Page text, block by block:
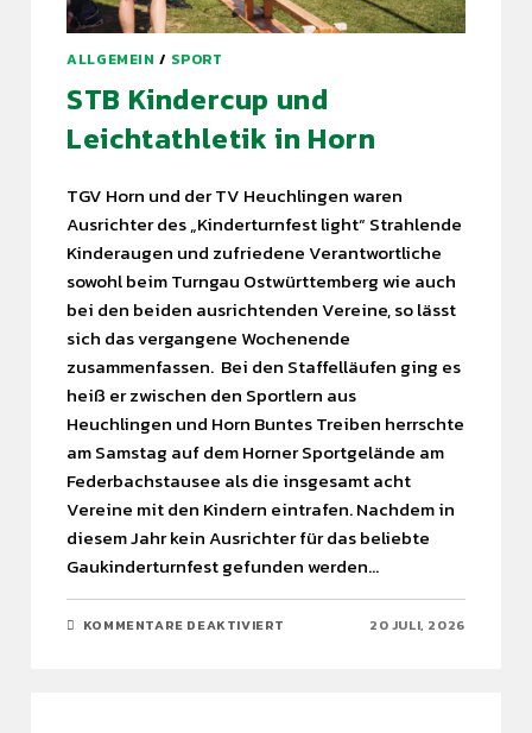
ALLGEMEIN / SPORT
STB Kindercup und
Leichtathletik in Horn
TGV Horn und der TV Heuchlingen waren
Ausrichter des „Kinderturnfest light“ Strahlende
Kinderaugen und zufriedene Verantwortliche
sowohl beim Turngau Ostwürttemberg wie auch
bei den beiden ausrichtenden Vereine, so lässt
sich das vergangene Wochenende
zusammenfassen. Bei den Staffelläufen ging es
heiß er zwischen den Sportlern aus
Heuchlingen und Horn Buntes Treiben herrschte
am Samstag auf dem Horner Sportgelände am
Federbachstausee als die insgesamt acht
Vereine mit den Kindern eintrafen. Nachdem in
diesem Jahr kein Ausrichter für das beliebte
Gaukinderturnfest gefunden werden…
KOMMENTARE DEAKTIVIERT 20 JULI, 2026